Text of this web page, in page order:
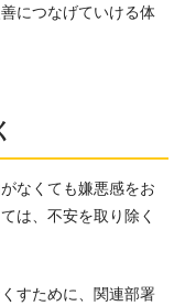
につなげていける体
なくても嫌悪感をお
は、不安を取り除く
すために、関連部署